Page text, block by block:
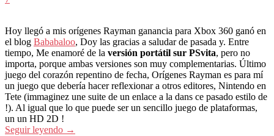
Hoy llegó a mis orígenes Rayman ganancia para Xbox 360 ganó en
el blog Bababaloo, Doy las gracias a saludar de pasada y. Entre
tiempo, Me enamoré de la versión portátil sur PSvita, pero no
importa, porque ambas versiones son muy complementarias. Último
juego del corazón repentino de fecha, Orígenes Rayman es para mí
un juego que debería hacer reflexionar a otros editores, Nintendo en
Tete (immaginez une suite de un enlace a la dans ce pasado estilo de
!). Al igual que lo que puede ser un sencillo juego de plataformas,
un un HD 2D !
Seguir leyendo →